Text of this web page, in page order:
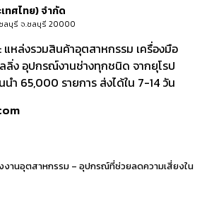
ทศไทย) จำกัด
ลบุรี จ.ชลบุรี 20000
แหล่งรวมสินค้าอุตสาหกรรม เครื่องมือ
ลลิ่ง อุปกรณ์งานช่างทุกชนิด จากยุโรป
ำ 65,000 รายการ ส่งได้ใน 7-14 วัน
งานอุตสาหกรรม – อุปกรณ์ที่ช่วยลดความเสี่ยงใน